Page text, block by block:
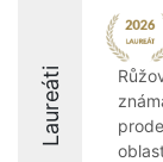
Laureáti